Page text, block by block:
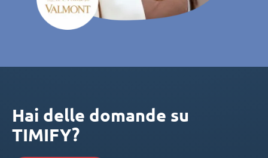
Hai delle domande su
TIMIFY?